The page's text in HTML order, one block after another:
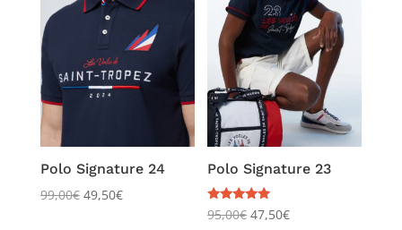
Polo Signature 24
99,00€ 49,50€
Polo Signature 23
Note
5.00
95,00€ 47,50€